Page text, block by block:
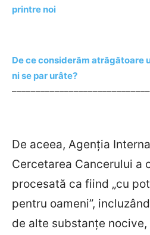
printre noi
De ce considerăm atrăgătoare
ni se par urâte?
De aceea, Agenția
Cercetarea Cancerului a
procesată ca fiind „cu
pentru oameni”,
de alte substanțe